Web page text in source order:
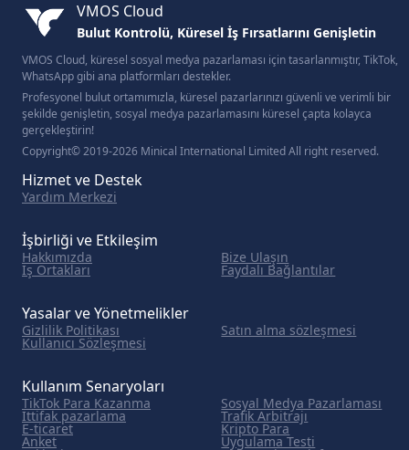
VMOS Cloud
Bulut Kontrolü, Küresel İş Fırsatlarını Genişletin
VMOS Cloud, küresel sosyal medya pazarlaması için tasarlanmıştır, TikTok,
WhatsApp gibi ana platformları destekler.
Profesyonel bulut ortamımızla, küresel pazarlarınızı güvenli ve verimli bir
şekilde genişletin, sosyal medya pazarlamasını küresel çapta kolayca
gerçekleştirin!
Copyright© 2019-2026 Minical International Limited All right reserved.
Hizmet ve Destek
Yardım Merkezi
İşbirliği ve Etkileşim
Hakkımızda Bize Ulaşın
İş Ortakları Faydalı Bağlantılar
Yasalar ve Yönetmelikler
Gizlilik Politikası Satın alma sözleşmesi
Kullanıcı Sözleşmesi
Kullanım Senaryoları
TikTok Para Kazanma Sosyal Medya Pazarlaması
İttifak pazarlama Trafik Arbitrajı
E-ticaret Kripto Para
Anket Uygulama Testi